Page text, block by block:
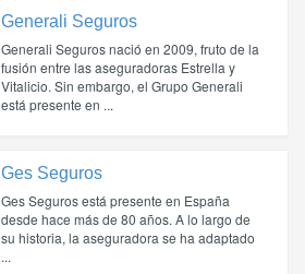
Generali Seguros
Generali Seguros nació en 2009, fruto de la
fusión entre las aseguradoras Estrella y
Vitalicio. Sin embargo, el Grupo Generali
está presente en ...
Ges Seguros
Ges Seguros está presente en España
desde hace más de 80 años. A lo largo de
su historia, la aseguradora se ha adaptado
...